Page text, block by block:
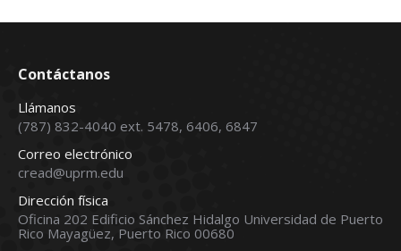
Contáctanos
Llámanos
(787) 832-4040 ext. 5478, 6406, 6847
Correo electrónico
cread@uprm.edu
Dirección física
Oficina 202 Edificio Sánchez Hidalgo Universidad de Puerto
Rico Mayagüez, Puerto Rico 00680